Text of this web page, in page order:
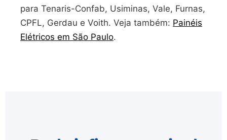
para Tenaris-Confab, Usiminas, Vale, Furnas,
CPFL, Gerdau e Voith. Veja também: Painéis
Elétricos em São Paulo.